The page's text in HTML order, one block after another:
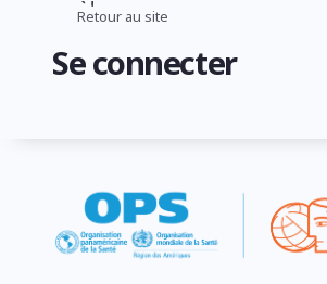
contenud'Ariane
Retour au site
Se connecter